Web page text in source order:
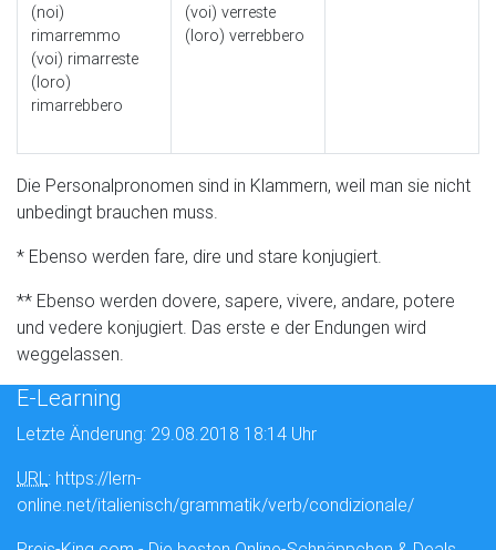
(noi)
rimarremmo
(voi) rimarreste
(loro)
rimarrebbero
(voi) verreste
(loro) verrebbero
Die Personalpronomen sind in Klammern, weil man sie nicht
unbedingt brauchen muss.
* Ebenso werden fare, dire und stare konjugiert.
** Ebenso werden dovere, sapere, vivere, andare, potere
und vedere konjugiert. Das erste e der Endungen wird
weggelassen.
E-Learning
Letzte Änderung: 29.08.2018 18:14 Uhr
URL: https://lern-
online.net/italienisch/grammatik/verb/condizionale/